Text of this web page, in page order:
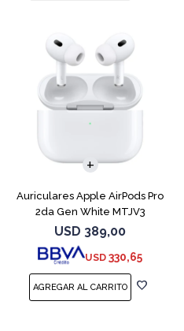
Auriculares Apple AirPods Pro
2da Gen White MTJV3
Magsafe
USD 389,00
USD 330,65